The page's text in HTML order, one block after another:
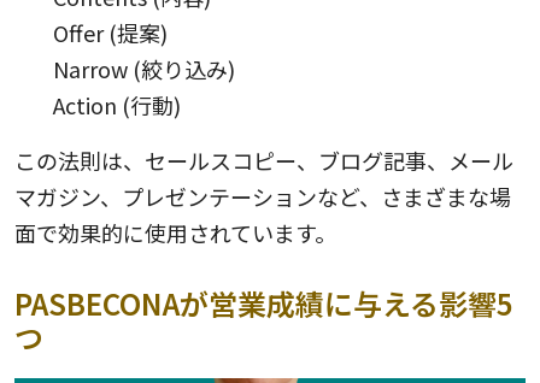
Offer (提案)
Narrow (絞り込み)
Action (行動)
この法則は、セールスコピー、ブログ記事、メール
マガジン、プレゼンテーションなど、さまざまな場
面で効果的に使用されています。
PASBECONAが営業成績に与える影響5
つ